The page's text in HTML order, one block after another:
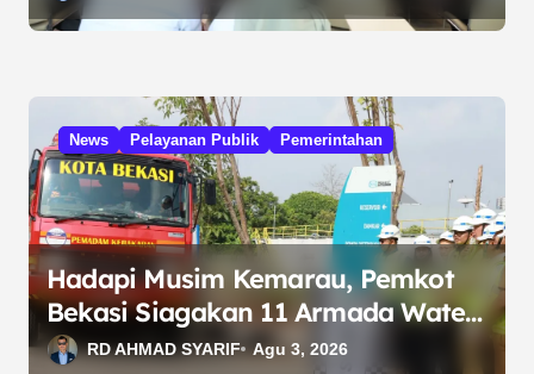
News Pelayanan Publik Pemerintahan
Hadapi Musim Kemarau, Pemkot
Bekasi Siagakan 11 Armada Water
Trucking
RD AHMAD SYARIF Agu 3, 2026